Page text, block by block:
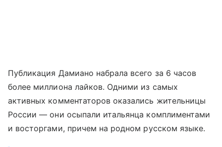
Публикация Дамиано набрала всего за 6 часов
более миллиона лайков. Одними из самых
активных комментаторов оказались жительницы
России — они осыпали итальянца комплиментами
и восторгами, причем на родном русском языке.